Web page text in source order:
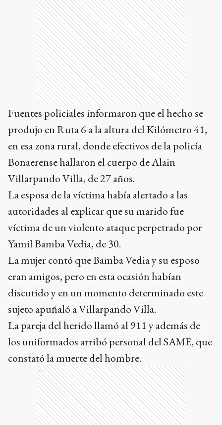
Fuentes policiales informaron que el hecho se
produjo en Ruta 6 a la altura del Kilómetro 41,
en esa zona rural, donde efectivos de la policía
Bonaerense hallaron el cuerpo de Alain
Villarpando Villa, de 27 años.
La esposa de la víctima había alertado a las
autoridades al explicar que su marido fue
víctima de un violento ataque perpetrado por
Yamil Bamba Vedia, de 30.
La mujer contó que Bamba Vedia y su esposo
eran amigos, pero en esta ocasión habían
discutido y en un momento determinado este
sujeto apuñaló a Villarpando Villa.
La pareja del herido llamó al 911 y además de
los uniformados arribó personal del SAME, que
constató la muerte del hombre.
Ads